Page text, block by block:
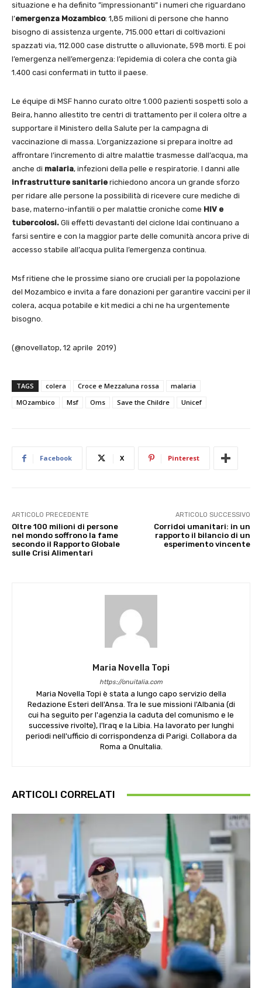
situazione e ha definito ”impressionanti” i numeri che riguardano
l’emergenza Mozambico: 1,85 milioni di persone che hanno
bisogno di assistenza urgente, 715.000 ettari di coltivazioni
spazzati via, 112.000 case distrutte o alluvionate, 598 morti. E poi
l’emergenza nell’emergenza: l’epidemia di colera che conta già
1.400 casi confermati in tutto il paese.
Le équipe di MSF hanno curato oltre 1.000 pazienti sospetti solo a
Beira, hanno allestito tre centri di trattamento per il colera oltre a
supportare il Ministero della Salute per la campagna di
vaccinazione di massa. L’organizzazione si prepara inoltre ad
affrontare l’incremento di altre malattie trasmesse dall’acqua, ma
anche di malaria, infezioni della pelle e respiratorie. I danni alle
infrastrutture sanitarie richiedono ancora un grande sforzo
per ridare alle persone la possibilità di ricevere cure mediche di
base, materno-infantili o per malattie croniche come HIV e
tubercolosi. Gli effetti devastanti del ciclone Idai continuano a
farsi sentire e con la maggior parte delle comunità ancora prive di
accesso stabile all’acqua pulita l’emergenza continua.
Msf ritiene che le prossime siano ore cruciali per la popolazione
del Mozambico e invita a fare donazioni per garantire vaccini per il
colera, acqua potabile e kit medici a chi ne ha urgentemente
bisogno.
(@novellatop, 12 aprile 2019)
TAGS colera Croce e Mezzaluna rossa
malaria
MOzambico
Msf Oms Save the Childre Unicef
Facebook X Pinterest
ARTICOLO PRECEDENTE
Oltre 100 milioni di persone
nel mondo soffrono la fame
secondo il Rapporto Globale
sulle Crisi Alimentari
ARTICOLO SUCCESSIVO
Corridoi umanitari: in un
rapporto il bilancio di un
esperimento vincente
Maria Novella Topi
https://onuitalia.com
Maria Novella Topi è stata a lungo capo servizio della
Redazione Esteri dell'Ansa. Tra le sue missioni l'Albania (di
cui ha seguito per l'agenzia la caduta del comunismo e le
successive rivolte), l'Iraq e la Libia. Ha lavorato per lunghi
periodi nell'ufficio di corrispondenza di Parigi. Collabora da
Roma a OnuItalia.
ARTICOLI CORRELATI